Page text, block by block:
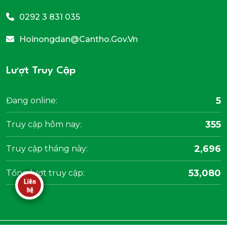
0292 3 831 035
Hoinongdan@cantho.gov.vn
Lượt Truy Cập
Đang online: 5
Truy cập hôm nay: 355
Truy cập tháng này: 2,696
Tổng lượt truy cập: 53,080